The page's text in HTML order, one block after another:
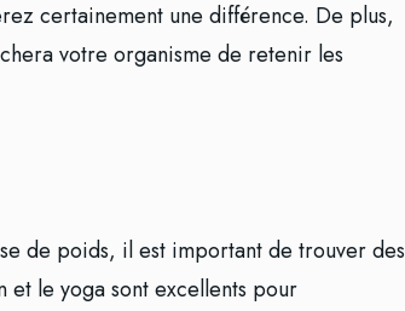
certainement une différence. De plus,
votre organisme de retenir les
de poids, il est important de trouver des
le yoga sont excellents pour